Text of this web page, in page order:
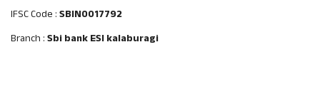
IFSC Code :SBIN0017792
Branch :Sbi bank ESI kalaburagi